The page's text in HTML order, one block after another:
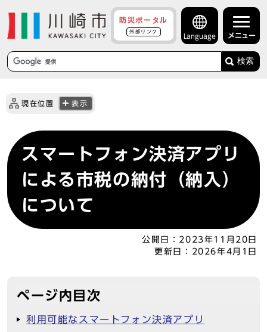
防災ポータル
外部リンク
Language メニュー
検索
現在位置 表示
スマートフォン決済アプリ
による市税の納付（納入）
について
公開日： 2023年11月20日
更新日：
2026年4月1日
ページ内目次
利用可能なスマートフォン決済アプリ